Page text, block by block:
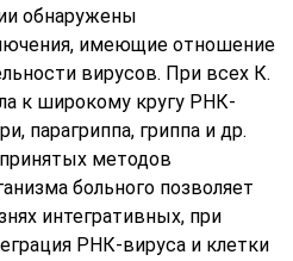
обнаружены
имеющие отношение
вирусов. При всех К.
к широкому кругу РНК-
парагриппа, гриппа и др.
методов
больного позволяет
интегративных, при
РНК-вируса и клетки